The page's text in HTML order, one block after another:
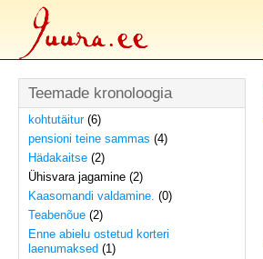
Teemade kronoloogia
kohtutäitur(6)
pensioni teine sammas (4)
Hädakaitse (2)
Ühisvara jagamine (2)
Kaasomandi valdamine. (0)
Teabenõue (2)
Enne abielu ostetud korteri
laenumaksed (1)